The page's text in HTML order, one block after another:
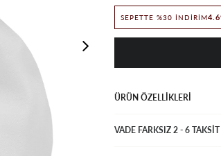
SEPETTE %30 İNDIRIM
ÜRÜN ÖZELLIKLERI
VADE FARKSIZ 2 - 6 TAKSIT